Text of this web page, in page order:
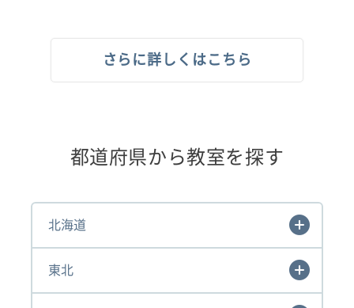
さらに詳しくはこちら
都道府県から教室を探す
北海道
東北